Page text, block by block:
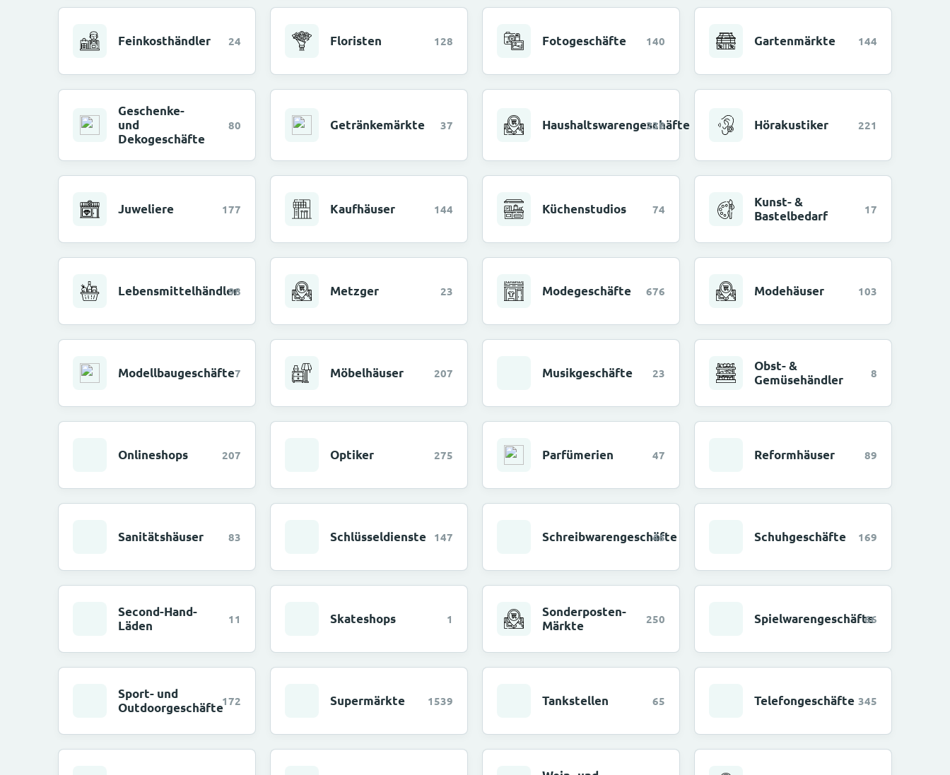
Feinkosthändler 24 Floristen 128 Fotogeschäfte 140 Gartenmärkte 144
Geschenke-
und
Dekogeschäfte
80 Getränkemärkte 37 Haushaltswarengeschäfte
238 Hörakustiker 221
Juweliere 177 Kaufhäuser 144 Küchenstudios 74
Kunst- &
Bastelbedarf
17
Lebensmittelhändler
98 Metzger 23 Modegeschäfte 676 Modehäuser 103
Modellbaugeschäfte7 Möbelhäuser 207 Musikgeschäfte 23
Obst- &
Gemüsehändler
8
Onlineshops 207 Optiker 275 Parfümerien 47 Reformhäuser 89
Sanitätshäuser 83 Schlüsseldienste 147 Schreibwarengeschäfte
46 Schuhgeschäfte 169
Second-Hand-
Läden
11 Skateshops 1
Sonderposten-
Märkte
250 Spielwarengeschäfte
66
Sport- und
Outdoorgeschäfte172 Supermärkte 1539 Tankstellen 65 Telefongeschäfte 345